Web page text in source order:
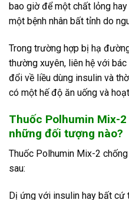
bao giờ để một chất lỏng
một bệnh nhân bất tỉnh do
Trong trường hợp bị hạ
thường xuyên, liên hệ với
đổi về liều dùng insulin và
có một hế độ ăn uống và
Thuốc Polhumin Mix-2
những đối tượng nào?
Thuốc Polhumin Mix-2
sau:
Dị ứng với insulin hay bất cứ